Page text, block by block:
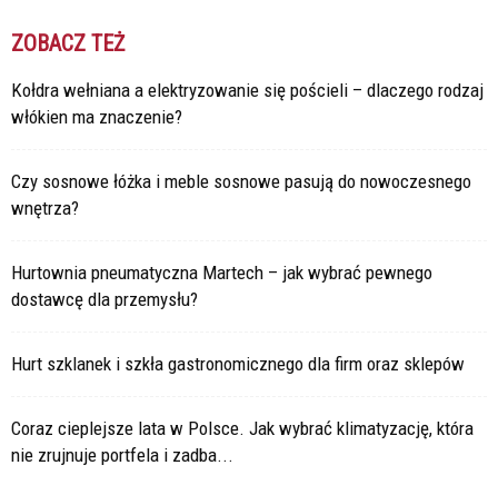
ZOBACZ TEŻ
Kołdra wełniana a elektryzowanie się pościeli – dlaczego rodzaj
włókien ma znaczenie?
Czy sosnowe łóżka i meble sosnowe pasują do nowoczesnego
wnętrza?
Hurtownia pneumatyczna Martech – jak wybrać pewnego
dostawcę dla przemysłu?
Hurt szklanek i szkła gastronomicznego dla firm oraz sklepów
Coraz cieplejsze lata w Polsce. Jak wybrać klimatyzację, która
nie zrujnuje portfela i zadba...